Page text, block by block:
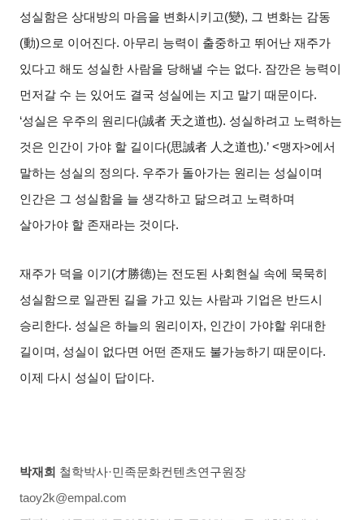
성실함은 상대방의 마음을 변화시키고(變), 그 변화는 감동
(動)으로 이어진다. 아무리 능력이 출중하고 뛰어난 재주가
있다고 해도 성실한 사람을 당해낼 수는 없다. 잠깐은 능력이
먼저갈 수 는 있어도 결국 성실에는 지고 말기 때문이다.
‘성실은 우주의 원리다(誠者 天之道也). 성실하려고 노력하는
것은 인간이 가야 할 길이다(思誠者 人之道也).’ <맹자>에서
말하는 성실의 정의다. 우주가 돌아가는 원리는 성실이며
인간은 그 성실함을 늘 생각하고 닮으려고 노력하며
살아가야 할 존재라는 것이다.
재주가 덕을 이기 (才勝德)는 전도된 사회현실 속에 묵묵히
성실함으로 일관된 길을 가고 있는 사람과 기업은 반드시
승리한다. 성실은 하늘의 원리이자, 인간이 가야할 위대한
길이며 , 성실이 없다면 어떤 존재도 불가능하기 때문이다.
이제 다시 성실이 답이다.
박재희 철학박사·민족문화컨텐츠연구원장
taoy2k@empal.com